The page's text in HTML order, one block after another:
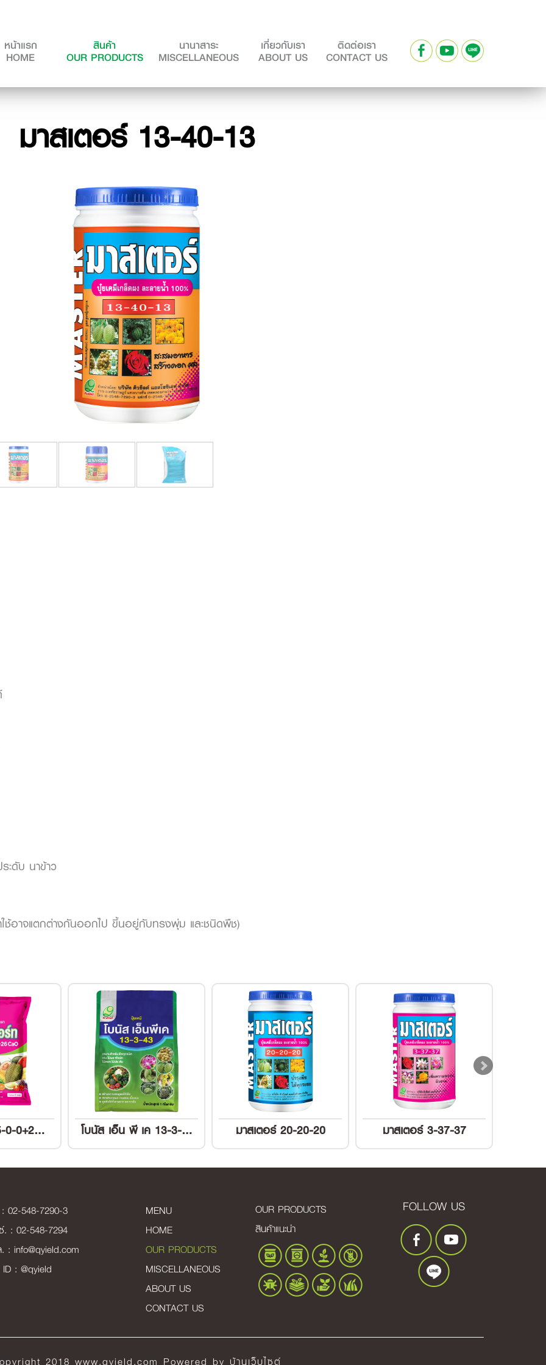
หน้าแรก
HOME(CURRENT)
สินค้า
OUR PRODUCTS
นานาสาระ
MISCELLANEOUS
เกี่ยวกับเรา
ABOUT US
ติดต่อเรา
CONTACT US
มาสเตอร์ 13-40-13
ะดับ นาข้าว
ช้อาจแตกต่างกันออกไป ขึ้นอยู่กับทรงพุ่ม และชนิดพืช)
คิว-เฟอร์ท 15-0-0+26CaO โบนัส เอ็น พี เค 13-3-43 มาสเตอร์ 20-20-20 มาสเตอร์ 3-37-37
02-548-7290-3
. : 02-548-7294
: info@qyield.com
: @qyield
MENU
HOME
OUR PRODUCTS
MISCELLANEOUS
ABOUT US
CONTACT US
OUR PRODUCTS
สินค้าแนะนำ
FOLLOW US
2018 www.qyield.com Powered by บ้านเว็บไซต์